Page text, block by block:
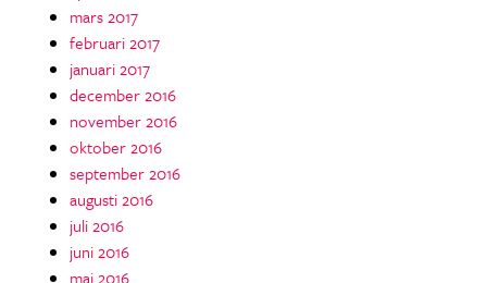
mars 2017
februari 2017
januari 2017
december 2016
november 2016
oktober 2016
september 2016
augusti 2016
juli 2016
juni 2016
maj 2016